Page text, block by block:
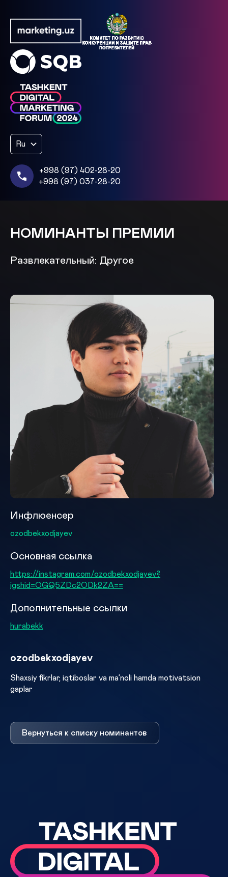
Ru
+998 (97) 402-28-20
+998 (97) 037-28-20
НОМИНАНТЫ ПРЕМИИ
Развлекательный: Другое
Инфлюенсер
ozodbekxodjayev
Основная ссылка
https://instagram.com/ozodbekxodjayev?
igshid=OGQ5ZDc2ODk2ZA==
Дополнительные ссылки
hurabekk
ozodbekxodjayev
Shaxsiy fikrlar, iqtiboslar va ma’noli hamda motivatsion
gaplar
Вернуться к списку номинантов